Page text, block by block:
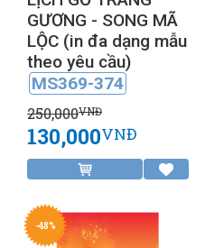
GƯƠNG - SONG MÃ
LỘC (in đa dạng mẫu
theo yêu cầu)
MS369-374
250,000VNĐ
130,000VNĐ
-48%